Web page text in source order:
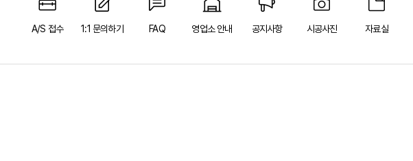
A/S 접수 1:1 문의하기 FAQ 영업소 안내 공지사항 시공사진 자료실